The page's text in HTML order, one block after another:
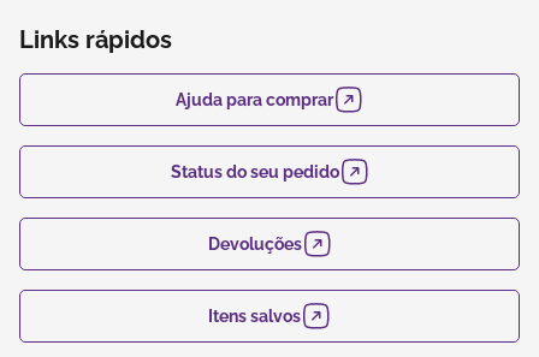
Links rápidos
Ajuda para comprar
Status do seu pedido
Devoluções
Itens salvos